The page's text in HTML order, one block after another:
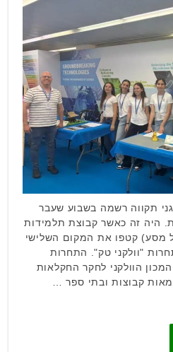
תקווה רשמה בשבוע שעבר
היה זה כאשר קבוצת תלמידות
מסע) קטפו את המקום השלישי
"וולקני טק". התחרות
הוולקני לחקר החקלאות
קבוצות ובתי ספר …